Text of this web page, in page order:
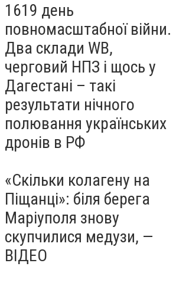
1619 день
повномасштабної війни.
Два склади WB,
черговий НПЗ і щось у
Дагестані – такі
результати нічного
полювання українських
дронів в РФ
«Скільки колагену на
Піщанці»: біля берега
Маріуполя знову
скупчилися медузи, —
ВІДЕО